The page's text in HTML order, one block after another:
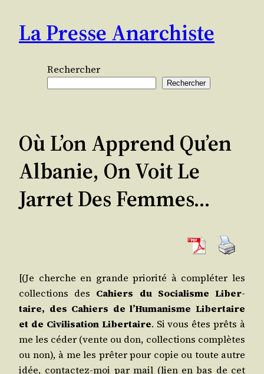
contenu
La Presse Anarchiste
Rechercher
Rechercher
Où L’on Apprend Qu’en
Albanie, On Voit Le
Jarret Des Femmes…
[(Je cherche en grande prio­ri­té à com­plé­ter les
col­lec­tions des Cahiers du Socia­lisme Liber­
taire, des Cahiers de l’Humanisme Liber­taire
et de Civi­li­sa­tion Liber­taire. Si vous êtes prêts à
me les céder (vente ou don, col­lec­tions com­plètes
ou non), à me les prê­ter pour copie ou toute autre
idée, contac­tez-moi par mail (lien en bas de cet